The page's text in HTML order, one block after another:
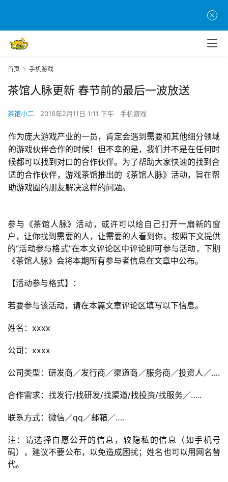
首页 手机游戏
茶馆人脉更新 春节前的最后一波放送
茶馆小二 2018年2月11日 1:11 下午 手机游戏
作为庞大游戏产业的一员，肯定会遇到需要和其他细分领域
的游戏伙伴合作的时候！但不幸的是，我们并不是在任何时
候都可以找到对口的合作伙伴。为了帮助大家快速的找到合
适的合作伙伴，游戏茶馆推出的《茶馆人脉》活动，旨在帮
助游戏圈的朋友解决这样的问题。
参与《茶馆人脉》活动，或许可以给自己打开一扇新的窗
户，让你找到需要的人，让需要的人看到你。按照下文提供
的“活动参与格式”在本文评论区中评论即可参与活动，下期
《茶馆人脉》会将本期所有参与者信息在文章中公布。
【活动参与格式】：
若要参与该活动，请在本篇文章评论区填写以下信息。
姓名：xxxx
公司：xxxx
公司类型：研发商／发行商／渠道商／服务商／投资人／….
合作需求：找发行/找研发/找渠道/找投资/找服务／…..
联系方式：微信／qq／邮箱／….
注：请选择自愿公开的信息，较隐私的信息（如手机号
码），建议不要公布，以免造成困扰；姓名也可以用网名替
代。